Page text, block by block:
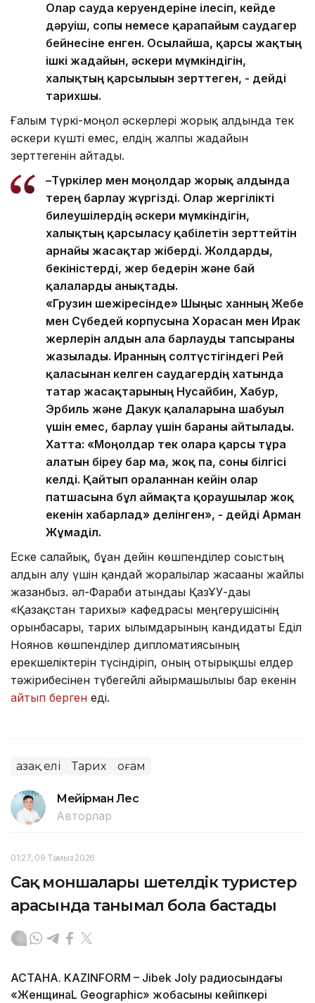
Олар сауда керуендеріне ілесіп, кейде
дәруіш, сопы немесе қарапайым саудагер
бейнесіне енген. Осылайша, қарсы жақтың
ішкі жағдайын, әскери мүмкіндігін,
халықтың қарсылығын зерттеген, - дейді
тарихшы.
Ғалым түркі-моңғол әскерлері жорық алдында тек
әскери күшті емес, елдің жалпы жағдайын
зерттегенін айтады.
–Түркілер мен моңғолдар жорық алдында
терең барлау жүргізді. Олар жергілікті
билеушілердің әскери мүмкіндігін,
халықтың қарсыласу қабілетін зерттейтін
арнайы жасақтар жіберді. Жолдарды,
бекіністерді, жер бедерін және бай
қалаларды анықтады.
«Грузин шежіресінде» Шыңғыс ханның Жебе
мен Сүбедей корпусына Хорасан мен Ирак
жерлерін алдын ала барлауды тапсырғаны
жазылады. Иранның солтүстігіндегі Рей
қаласынан келген саудагердің хатында
татар жасақтарының Нусайбин, Хабур,
Эрбиль және Дакук қалаларына шабуыл
үшін емес, барлау үшін барғаны айтылады.
Хатта: «Моңғолдар тек оларға қарсы тұра
алатын біреу бар ма, жоқ па, соны білгісі
келді. Қайтып оралғаннан кейін олар
патшасына бұл аймақта қорғаушылар жоқ
екенін хабарлад» делінген», - дейді Арман
Жұмаділ.
Еске салайық, бұған дейін көшпенділер соғыстың
алдын алу үшін қандай жоралғылар жасағаны жайлы
жазғанбыз. әл-Фараби атындағы ҚазҰУ-дағы
«Қазақстан тарихы» кафедрасы меңгерушісінің
орынбасары, тарих ғылымдарының кандидаты Еділ
Ноянов көшпенділер дипломатиясының
ерекшеліктерін түсіндіріп, оның отырықшы елдер
тәжірибесінен түбегейлі айырмашылығы бар екенін
айтып берген еді.
Қазақ елі Тарих Қоғам
Мейірман Лес
Авторлар
01:27, 09 Тамыз 2026
Сақ моншалары шетелдік туристер
арасында танымал бола бастады
АСТАНА. KAZINFORM – Jibek Joly радиосындағы
«ЖенщинаL Geographic» жобасының кейіпкері